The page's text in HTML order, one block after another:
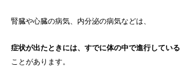
腎臓や心臓の病気、内分泌の病気などは、
症状が出たときには、すでに体の中で進行している
ことがあります。